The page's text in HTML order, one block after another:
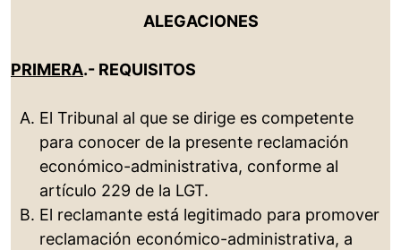
ALEGACIONES
PRIMERA.- REQUISITOS
El Tribunal al que se dirige es competente
para conocer de la presente reclamación
económico-administrativa, conforme al
artículo 229 de la LGT.
El reclamante está legitimado para promover
reclamación económico-administrativa, a